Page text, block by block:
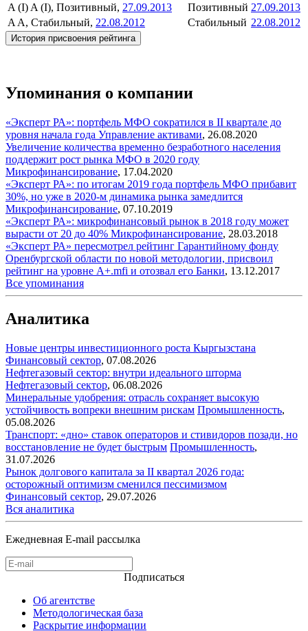
A (I) A (I), Позитивный, 27.09.2013 Позитивный 27.09.2013
A A, Стабильный, 22.08.2012 Стабильный 22.08.2012
История присвоения рейтинга
Упоминания о компании
«Эксперт РА»: портфель МФО сократился в II квартале до
уровня начала года Управление активами, 26.08.2020
Увеличение количества временно безработного населения
поддержит рост рынка МФО в 2020 году
Микрофинансирование, 17.04.2020
«Эксперт РА»: по итогам 2019 года портфель МФО прибавит
30%, но уже в 2020-м динамика рынка замедлится
Микрофинансирование, 07.10.2019
«Эксперт РА»: микрофинансовый рынок в 2018 году может
вырасти от 20 до 40% Микрофинансирование, 28.03.2018
«Эксперт РА» пересмотрел рейтинг Гарантийному фонду
Оренбургской области по новой методологии, присвоил
рейтинг на уровне A+.mfi и отозвал его Банки, 13.12.2017
Все упоминания
Аналитика
Новые центры инвестиционного роста Кыргызстана
Финансовый сектор, 07.08.2026
Нефтегазовый сектор: внутри идеального шторма
Нефтегазовый сектор, 06.08.2026
Минеральные удобрения: отрасль сохраняет высокую
устойчивость вопреки внешним рискам Промышленность,
05.08.2026
Транспорт: «дно» ставок операторов и стивидоров позади, но
восстановление не будет быстрым Промышленность,
31.07.2026
Рынок долгового капитала за II квартал 2026 года:
осторожный оптимизм сменился пессимизмом
Финансовый сектор, 29.07.2026
Вся аналитика
Ежедневная E-mail рассылка
Подписаться
Об агентстве
Методологическая база
Раскрытие информации